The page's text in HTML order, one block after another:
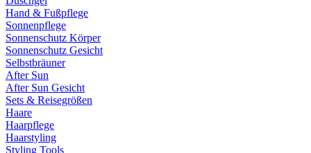
Hand & Fußpflege
Sonnenpflege
Sonnenschutz Körper
Sonnenschutz Gesicht
Selbstbräuner
After Sun
After Sun Gesicht
Sets & Reisegrößen
Haare
Haarpflege
Haarstyling
Styling Tools